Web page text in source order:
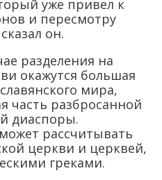
уже привел к
и пересмотру
он.
разделения на
окажутся большая
мира,
часть разбросанной
диаспоры.
рассчитывать
церкви и церквей,
греками.